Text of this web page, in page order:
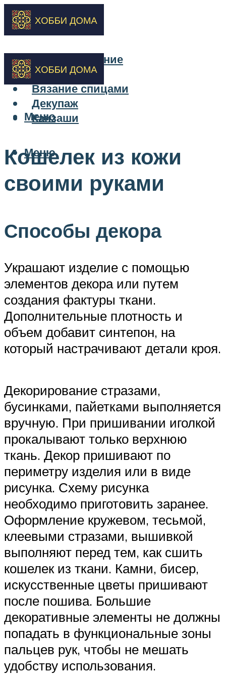
Бисероплетение
Вышивка
Вязание спицами
Декупаж
Канзаши
Меню
Меню
Кошелек из кожи
своими руками
Способы декора
Украшают изделие с помощью
элементов декора или путем
создания фактуры ткани.
Дополнительные плотность и
объем добавит синтепон, на
который настрачивают детали кроя.
Декорирование стразами,
бусинками, пайетками выполняется
вручную. При пришивании иголкой
прокалывают только верхнюю
ткань. Декор пришивают по
периметру изделия или в виде
рисунка. Схему рисунка
необходимо приготовить заранее.
Оформление кружевом, тесьмой,
клеевыми стразами, вышивкой
выполняют перед тем, как сшить
кошелек из ткани. Камни, бисер,
искусственные цветы пришивают
после пошива. Большие
декоративные элементы не должны
попадать в функциональные зоны
пальцев рук, чтобы не мешать
удобству использования.